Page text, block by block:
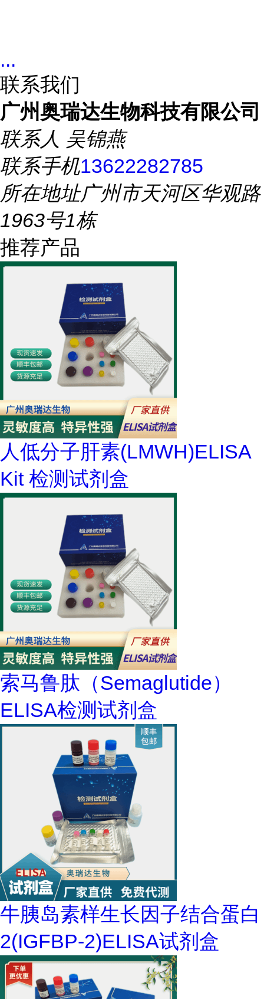
...
联系我们
广州奥瑞达生物科技有限公司
联系人 吴锦燕
联系手机13622282785
所在地址广州市天河区华观路
1963号1栋
推荐产品
人低分子肝素(LMWH)ELISA
Kit 检测试剂盒
索马鲁肽（Semaglutide）
ELISA检测试剂盒
牛胰岛素样生长因子结合蛋白
2(IGFBP-2)ELISA试剂盒